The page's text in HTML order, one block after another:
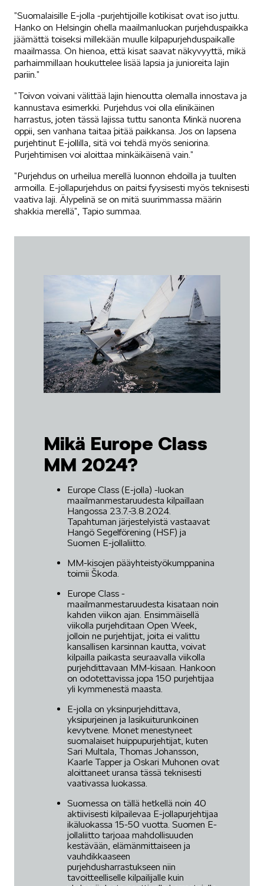
”Suomalaisille E-jolla -purjehtijoille kotikisat ovat iso juttu.
Hanko on Helsingin ohella maailmanluokan purjehduspaikka
jäämättä toiseksi millekään muulle kilpapurjehduspaikalle
maailmassa. On hienoa, että kisat saavat näkyvyyttä, mikä
parhaimmillaan houkuttelee lisää lapsia ja junioreita lajin
pariin.”
”Toivon voivani välittää lajin hienoutta olemalla innostava ja
kannustava esimerkki. Purjehdus voi olla elinikäinen
harrastus, joten tässä lajissa tuttu sanonta ´Minkä nuorena
oppii, sen vanhana taitaa´ pitää paikkansa. Jos on lapsena
purjehtinut E-jollilla, sitä voi tehdä myös seniorina.
Purjehtimisen voi aloittaa minkäikäisenä vain.”
”Purjehdus on urheilua merellä luonnon ehdoilla ja tuulten
armoilla. E-jollapurjehdus on paitsi fyysisesti myös teknisesti
vaativa laji. Älypelinä se on mitä suurimmassa määrin
shakkia merellä”, Tapio summaa.
Mikä Europe Class
MM 2024?
Europe Class (E-jolla) -luokan
maailmanmestaruudesta kilpaillaan
Hangossa 23.7.-3.8.2024.
Tapahtuman järjestelyistä vastaavat
Hangö Segelförening (HSF) ja
Suomen E-jollaliitto.
MM-kisojen pääyhteistyökumppanina
toimii Škoda.
Europe Class -
maailmanmestaruudesta kisataan noin
kahden viikon ajan. Ensimmäisellä
viikolla purjehditaan Open Week,
jolloin ne purjehtijat, joita ei valittu
kansallisen karsinnan kautta, voivat
kilpailla paikasta seuraavalla viikolla
purjehdittavaan MM-kisaan. Hankoon
on odotettavissa jopa 150 purjehtijaa
yli kymmenestä maasta.
E-jolla on yksinpurjehdittava,
yksipurjeinen ja lasikuiturunkoinen
kevytvene. Monet menestyneet
suomalaiset huippupurjehtijat, kuten
Sari Multala, Thomas Johansson,
Kaarle Tapper ja Oskari Muhonen ovat
aloittaneet uransa tässä teknisesti
vaativassa luokassa.
Suomessa on tällä hetkellä noin 40
aktiivisesti kilpailevaa E-jollapurjehtijaa
ikäluokassa 15-50 vuotta. Suomen E-
jollaliitto tarjoaa mahdollisuuden
kestävään, elämänmittaiseen ja
vauhdikkaaseen
purjehdusharrastukseen niin
tavoitteelliselle kilpailijalle kuin